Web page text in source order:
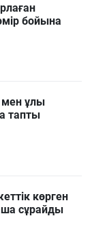
бойына
мен ұлы
тапты
көрген
сұрайды